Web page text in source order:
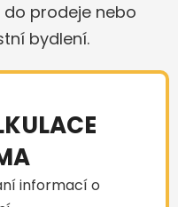
prodeje nebo
bydlení.
informací o